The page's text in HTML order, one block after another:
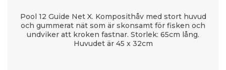
Pool 12 Guide Net X. Komposithåv med stort huvud
och gummerat nät som är skonsamt för fisken och
undviker att kroken fastnar. Storlek: 65cm lång.
Huvudet är 45 x 32cm